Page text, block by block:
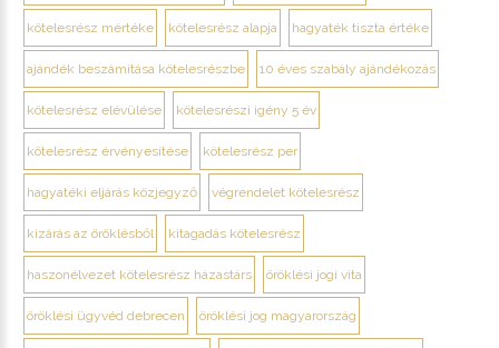
kötelesrész mértéke kötelesrész alapja hagyaték tiszta értéke
ajándék beszámítása kötelesrészbe 10 éves szabály ajándékozás
kötelesrész elévülése kötelesrészi igény 5 év
kötelesrész érvényesítése kötelesrész per
hagyatéki eljárás közjegyző végrendelet kötelesrész
kizárás az öröklésből kitagadás kötelesrész
haszonélvezet kötelesrész házastárs öröklési jogi vita
öröklési ügyvéd debrecen öröklési jog magyarország